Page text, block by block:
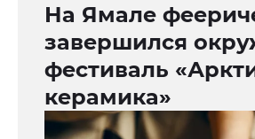
На Ямале
завершился
фестиваль
керамика»